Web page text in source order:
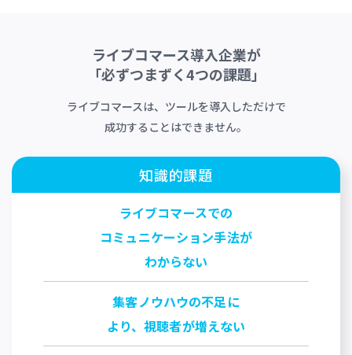
ライブコマース導入企業が
「必ずつまずく4つの課題」
ライブコマースは、ツールを導入しただけで
成功することはできません。
知識的課題
ライブコマースでの
コミュニケーション手法が
わからない
集客ノウハウの不足に
より、視聴者が増えない